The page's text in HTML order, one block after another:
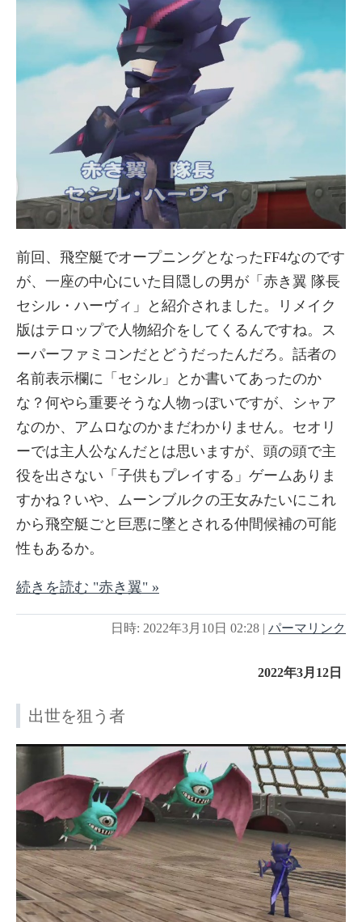
前回、飛空艇でオープニングとなったFF4なのです
が、一座の中心にいた目隠しの男が「赤き翼 隊長
セシル・ハーヴィ」と紹介されました。リメイク
版はテロップで人物紹介をしてくるんですね。ス
ーパーファミコンだとどうだったんだろ。話者の
名前表示欄に「セシル」とか書いてあったのか
な？何やら重要そうな人物っぽいですが、シャア
なのか、アムロなのかまだわかりません。セオリ
ーでは主人公なんだとは思いますが、頭の頭で主
役を出さない「子供もプレイする」ゲームありま
すかね？いや、ムーンブルクの王女みたいにこれ
から飛空艇ごと巨悪に墜とされる仲間候補の可能
性もあるか。
続きを読む "赤き翼" »
日時: 2022年3月10日 02:28 | パーマリンク
2022年3月12日
出世を狙う者